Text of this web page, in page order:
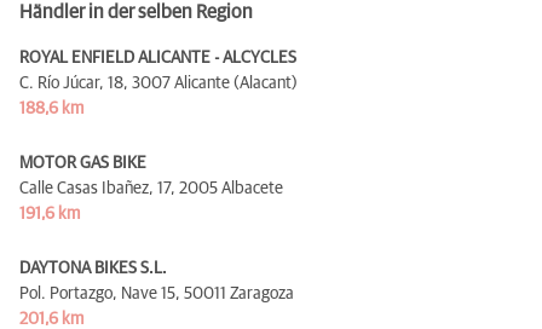
Händler in der selben Region
ROYAL ENFIELD ALICANTE - ALCYCLES
C. Río Júcar, 18, 3007 Alicante (Alacant)
188,6 km
MOTOR GAS BIKE
Calle Casas Ibañez, 17, 2005 Albacete
191,6 km
DAYTONA BIKES S.L.
Pol. Portazgo, Nave 15, 50011 Zaragoza
201,6 km